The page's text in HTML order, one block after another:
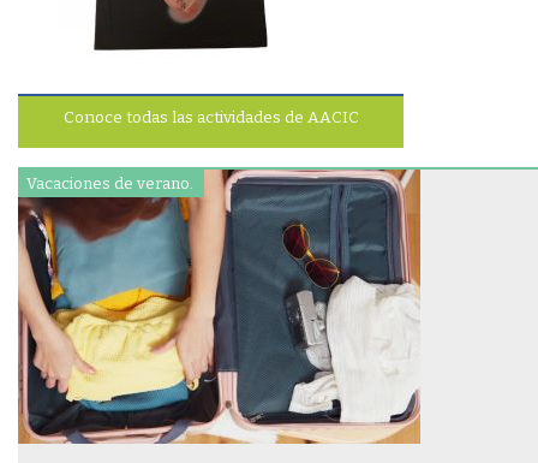
Conoce todas las actividades de AACIC
Vacaciones de verano.